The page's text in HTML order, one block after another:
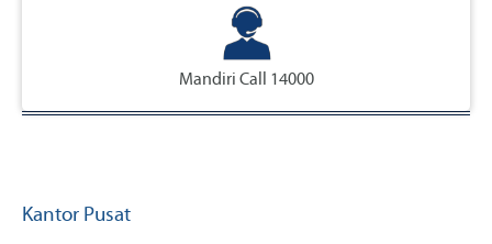
Mandiri Call 14000
Kantor Pusat